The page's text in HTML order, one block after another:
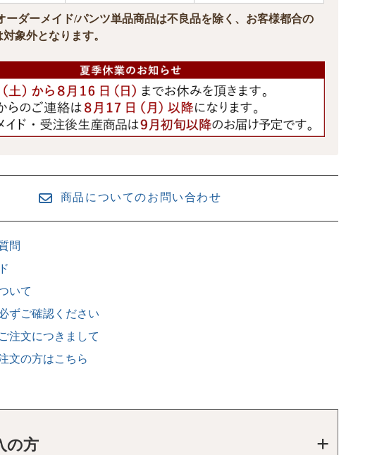
ーダーメイド/パンツ単品商品は不良品を除く、お客様都合の
象外となります。
商品についてのお問い合わせ
問
いて
ずご確認ください
注文につきまして
文の方はこちら
の方